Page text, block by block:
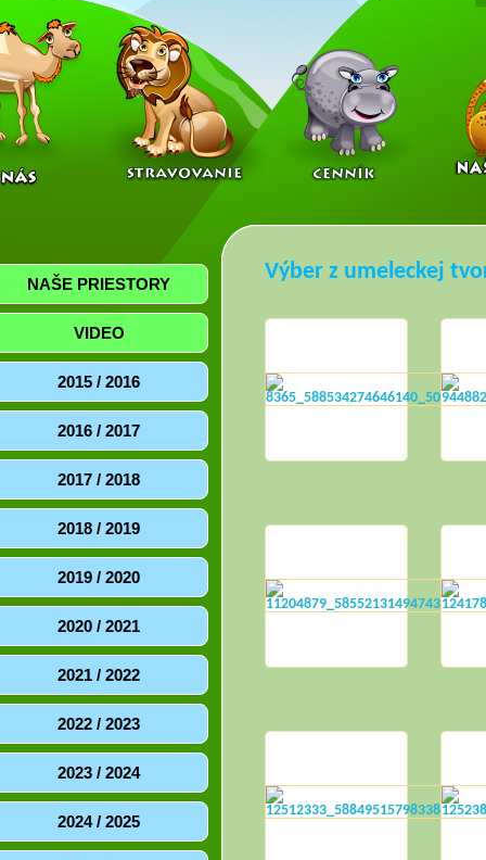
NAŠE PRIESTORY
VIDEO
2015 / 2016
2016 / 2017
2017 / 2018
2018 / 2019
2019 / 2020
2020 / 2021
2021 / 2022
2022 / 2023
2023 / 2024
2024 / 2025
Výber z umeleckej